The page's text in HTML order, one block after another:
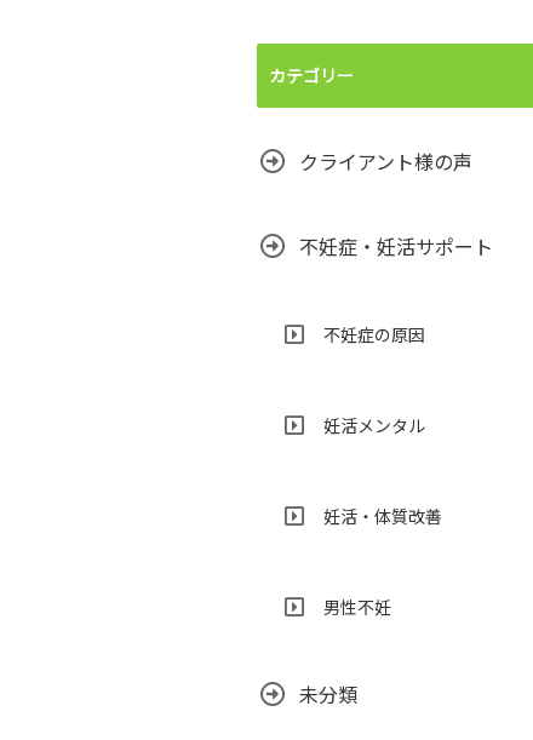
カテゴリー
クライアント様の声
不妊症・妊活サポート
不妊症の原因
妊活メンタル
妊活・体質改善
男性不妊
未分類